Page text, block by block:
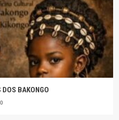
BAKONGO
0